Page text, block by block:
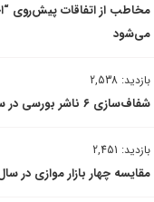
مخاطب از اتفاقات پیش‌روی
می‌شود
بازدید: 2,538
شفاف‌سازی ۶ ناشر بورسی در سامانه کدال
بازدید: 2,451
مقایسه چهار بازار موازی در سال